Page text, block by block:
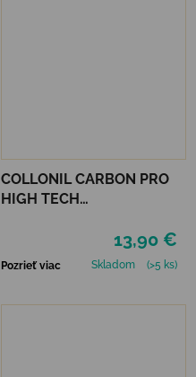
COLLONIL CARBON PRO
HIGH TECH
13,90 €
Pozrieť viac Skladom (>5 ks)